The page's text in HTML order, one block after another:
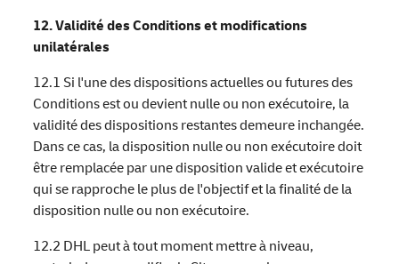
12. Validité des Conditions et modifications
unilatérales
12.1 Si l'une des dispositions actuelles ou futures des
Conditions est ou devient nulle ou non exécutoire, la
validité des dispositions restantes demeure inchangée.
Dans ce cas, la disposition nulle ou non exécutoire doit
être remplacée par une disposition valide et exécutoire
qui se rapproche le plus de l'objectif et la finalité de la
disposition nulle ou non exécutoire.
12.2 DHL peut à tout moment mettre à niveau,